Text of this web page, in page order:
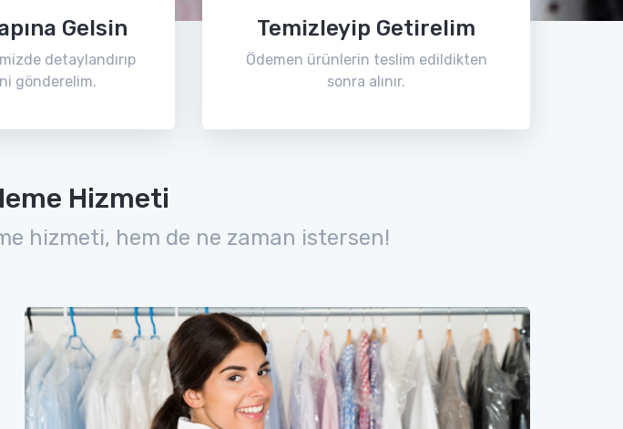
Gelsin
detaylandırıp
gönderelim.
Temizleyip Getirelim
Ödemen ürünlerin teslim edildikten
sonra alınır.
Hizmeti
hizmeti, hem de ne zaman istersen!